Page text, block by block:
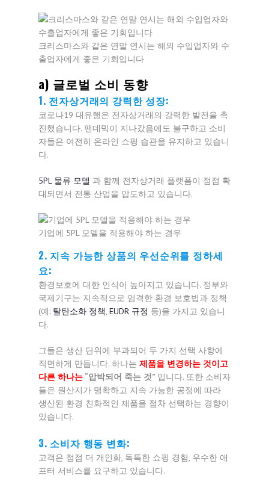
크리스마스와 같은 연말 연시는 해외 수입업자와 수
출업자에게 좋은 기회입니다
a) 글로벌 소비 동향
1. 전자상거래의 강력한 성장:
코로나19 대유행은 전자상거래의 강력한 발전을 촉
진했습니다. 팬데믹이 지나갔음에도 불구하고 소비
자들은 여전히 온라인 쇼핑 습관을 유지하고 있습니
다.
5PL 물류 모델 과 함께 전자상거래 플랫폼이 점점 확
대되면서 전통 산업을 압도하고 있습니다.
기업에 5PL 모델을 적용해야 하는 경우
2. 지속 가능한 상품의 우선순위를 정하세
요:
환경보호에 대한 인식이 높아지고 있습니다. 정부와
국제기구는 지속적으로 엄격한 환경 보호법과 정책
(예: 탈탄소화 정책, EUDR 규정 등)을 가지고 있습니
다.
그들은 생산 단위에 부과되어 두 가지 선택 사항에
직면하게 만듭니다. 하나는 제품을 변경하는 것이고
다른 하나는 “압박되어 죽는 것” 입니다. 또한 소비자
들은 원산지가 명확하고 지속 가능한 공정에 따라
생산된 환경 친화적인 제품을 점차 선택하는 경향이
있습니다.
3. 소비자 행동 변화:
고객은 점점 더 개인화, 독특한 쇼핑 경험, 우수한 애
프터 서비스를 요구하고 있습니다.